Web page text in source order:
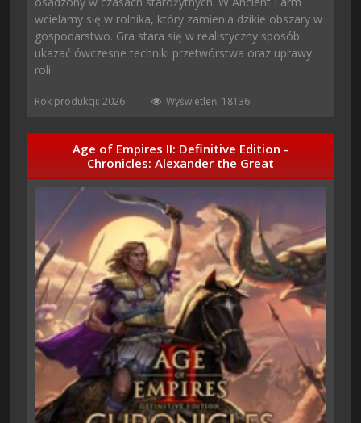
wcielamy się w rolnika, który zamienia dzikie obszary w
gospodarstwo. Gra stara się w realistyczny sposób
ukazać ówczesne techniki przetwórstwa oraz uprawy
roli.
Rok produkcji: 2026 Wyświetleń: 18136
Age of Empires II: Definitive Edition -
Chronicles: Alexander the Great